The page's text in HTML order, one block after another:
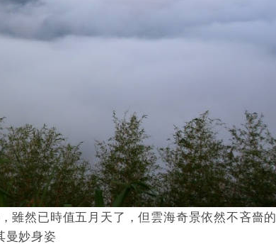
雖然已時值五月天了，但雲海奇景依然不吝嗇的
曼妙身姿